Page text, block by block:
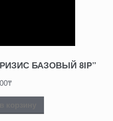
БАЗОВЫЙ 8IP”
₸